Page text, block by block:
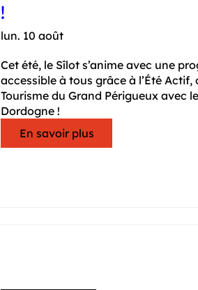
!
lun. 10 août
Cet été, le Sîlot s’anime avec une
accessible à tous grâce à l’Été
Tourisme du Grand Périgueux avec
Dordogne !
En savoir plus